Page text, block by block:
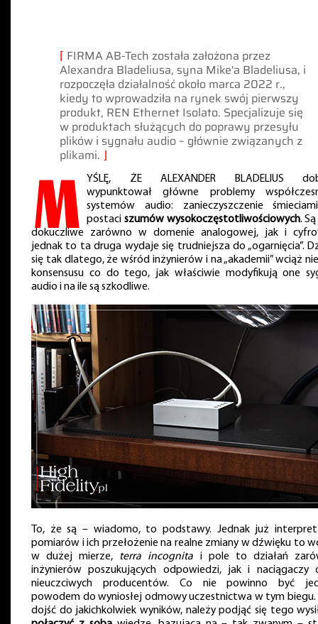
⌈ FIRMA AB-Tech została założona przez
Alexandra Bladeliusa, syna Mike'a Bladeliusa, i
rozpoczęła działalność około marca 2022 r.,
kiedy to wprowadziła na rynek swój pierwszy
produkt, REN Ethernet Isolato. Specjalizuje się
w produktach służących do poprawy przesyłu
plików i sygnału audio – głównie związanych z
plikami. ⌋
M
YŚLĘ, ŻE ALEXANDER BLADELIUS
wypunktował główne problemy
systemów audio: zanieczyszczenie
postaci szumów wysokoczęstotliwościowych.
dokuczliwe zarówno w domenie analogowej, jak i
jednak to ta druga wydaje się trudniejsza do „ogarnięcia”.
się tak dlatego, że wśród inżynierów i na „akademii” wciąż
konsensusu co do tego, jak właściwie modyfikują one
audio i na ile są szkodliwe.
To, że są – wiadomo, to podstawy. Jednak już
pomiarów i ich przełożenie na realne zmiany w dźwięku to
w dużej mierze,
terra incognita i pole to działań
inżynierów poszukujących odpowiedzi, jak i naciągaczy
nieuczciwych producentów. Co nie powinno być
powodem do wyniosłej odmowy uczestnictwa w tym biegu.
dojść do jakichkolwiek wyników, należy podjąć się tego